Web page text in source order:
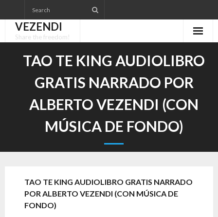
to
contentVEZENDI
Share the freedom!
TAO TE KING AUDIOLIBRO
GRATIS NARRADO POR
ALBERTO VEZENDI (CON
MÚSICA DE FONDO)
TAO TE KING AUDIOLIBRO GRATIS NARRADO
POR ALBERTO VEZENDI (CON MÚSICA DE
FONDO)